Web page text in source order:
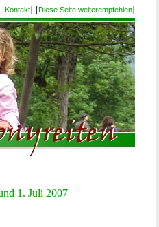
[Kontakt] [Diese Seite weiterempfehlen]
1. Juli 2007